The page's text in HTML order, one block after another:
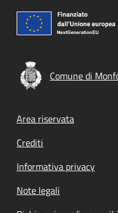
Comune di
Footer menu
Area riservata
Crediti
Informativa privacy
Note legali